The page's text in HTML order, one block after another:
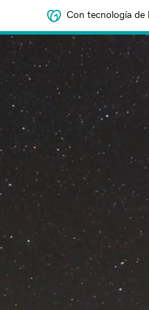
Con tecnología de